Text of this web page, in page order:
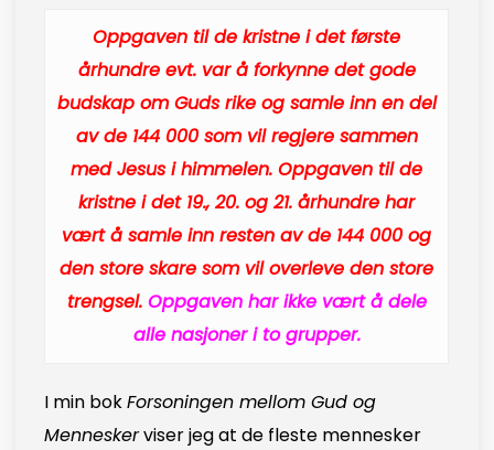
Oppgaven til de kristne i det første
århundre evt. var å forkynne det gode
budskap om Guds rike og samle inn en del
av de 144 000 som vil regjere sammen
med Jesus i himmelen. Oppgaven til de
kristne i det 19., 20. og 21. århundre har
vært å samle inn resten av de 144 000 og
den store skare som vil overleve den store
trengsel. Oppgaven har ikke vært å dele
alle nasjoner i to grupper.
I min bokForsoningen mellom Gud og
Menneskerviser jeg at de fleste mennesker